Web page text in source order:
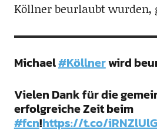
Köllner beurlaubt wurden,
Michael#Köllnerwird
Vielen Dank für die
erfolgreiche Zeit beim
#fcn!https://t.co/